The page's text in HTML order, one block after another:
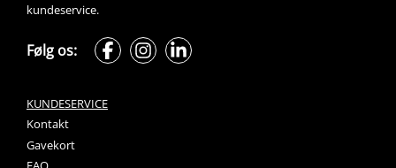
kundeservice.
Følg os:
KUNDESERVICE
Kontakt
Gavekort